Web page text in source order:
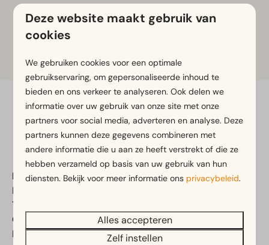
Huur je boot via de link hieronder.
Veilig betalen
EuroParcs Marina Strandbad
Pipeluurseweg 8
7225 ND Olburgen
Gelderland
Nederland
Deze website maakt gebruik van
cookies
We gebruiken cookies voor een optimale
gebruikservaring, om gepersonaliseerde inhoud te
bieden en ons verkeer te analyseren. Ook delen we
informatie over uw gebruik van onze site met onze
partners voor social media, adverteren en analyse. Deze
partners kunnen deze gegevens combineren met
andere informatie die u aan ze heeft verstrekt of die ze
hebben verzameld op basis van uw gebruik van hun
diensten. Bekijk voor meer informatie ons privacybeleid.
Alles accepteren
Zelf instellen